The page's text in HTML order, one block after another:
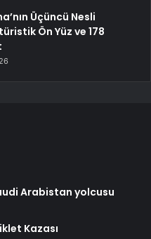
Üçüncü Nesli
Ön Yüz ve 178
Arabistan yolcusu
Kazası